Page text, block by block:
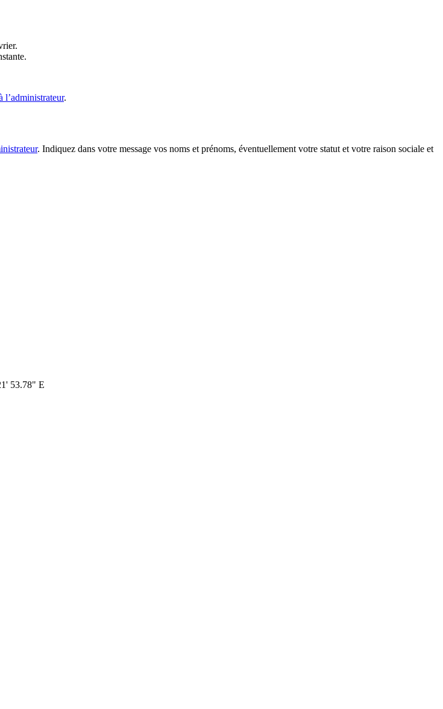
l’administrateur.
. Indiquez dans votre message vos noms et prénoms, éventuellement votre statut et votre raison sociale et
53.78" E